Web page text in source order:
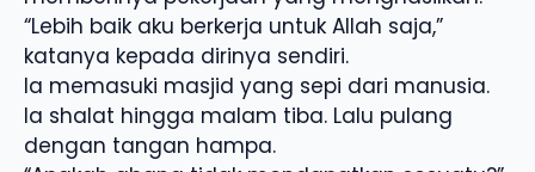
“Lebih baik aku berkerja untuk Allah saja,”
katanya kepada dirinya sendiri.
Ia memasuki masjid yang sepi dari manusia.
Ia shalat hingga malam tiba. Lalu pulang
dengan tangan hampa.